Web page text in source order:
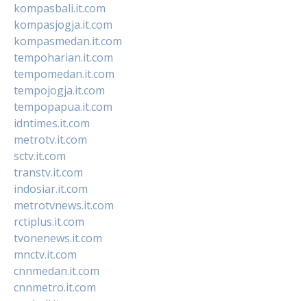
kompasbali.it.com
kompasjogja.it.com
kompasmedan.it.com
tempoharian.it.com
tempomedan.it.com
tempojogja.it.com
tempopapua.it.com
idntimes.it.com
metrotv.it.com
sctv.it.com
transtv.it.com
indosiar.it.com
metrotvnews.it.com
rctiplus.it.com
tvonenews.it.com
mnctv.it.com
cnnmedan.it.com
cnnmetro.it.com